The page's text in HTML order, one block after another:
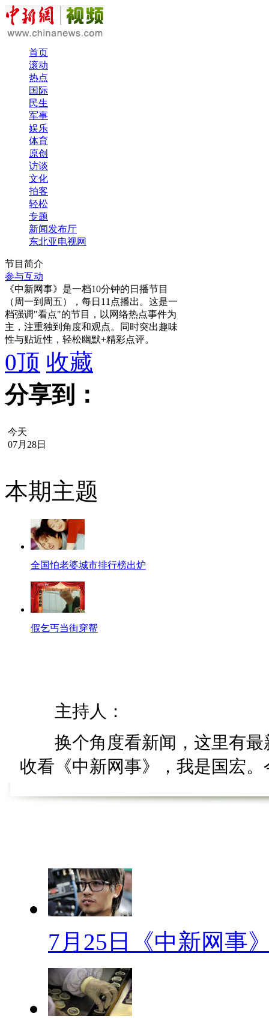
首页
滚动
热点
国际
民生
军事
娱乐
体育
原创
访谈
文化
拍客
轻松
专题
新闻发布厅
东北亚电视网
节目简介
参与互动
《中新网事》是一档10分钟的日播节目
（周一到周五），每日11点播出。这是一
档强调"看点"的节目，以网络热点事件为
主，注重独到角度和观点。同时突出趣味
性与贴近性，轻松幽默+精彩点评。
0顶 收藏
分享到：
今天
07月28日
本期主题
全国怕老婆城市排行榜出炉
假乞丐当街穿帮
主持人：
换个角度看新闻，这里有最
收看《中新网事》，我是国宏
【口播】近日，“怕老婆”城
汉、潮州的老公们占前四位。
说这才是大男人的胸怀！那到
一起去今天的《卤煮网事》看看
【解说】佐餐小菜 片花 “火
方言，“火巴”读音为pā,左右结
7月25日《中新网事